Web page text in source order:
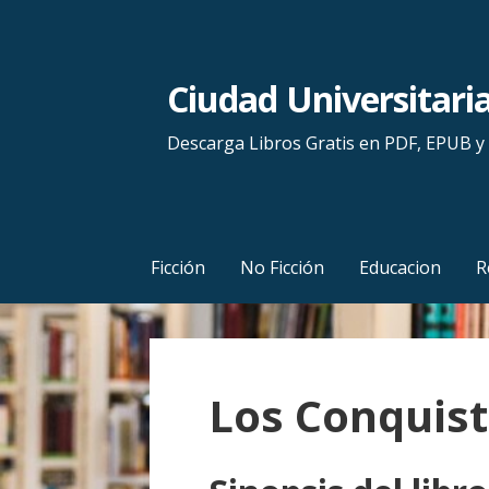
n
t
e
n
i
d
Ciudad
Descarga Libros Gratis en PDF, EPUB y
Ficción No Ficción Educacion
Los